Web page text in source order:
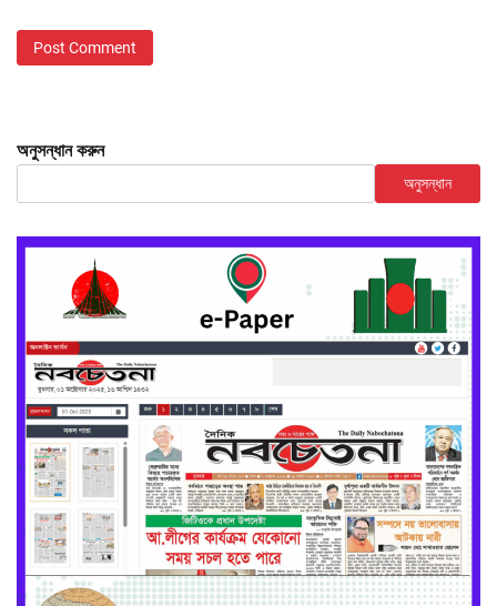
অনুসন্ধান করুন
অনুসন্ধান